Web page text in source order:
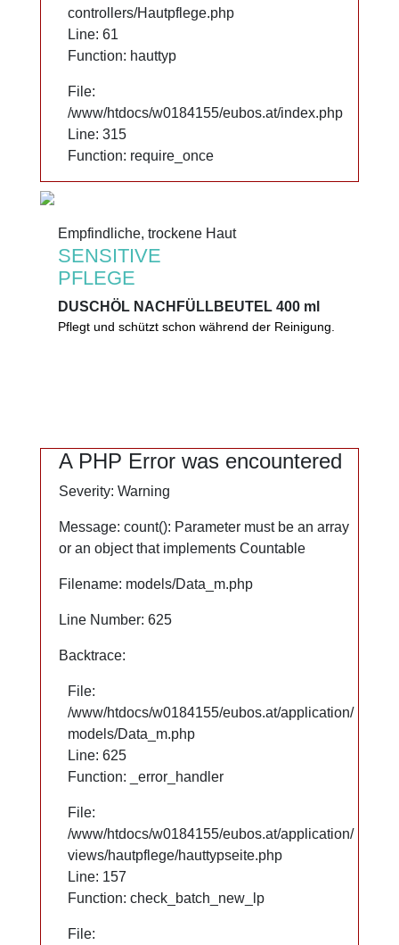
controllers/Hautpflege.php
Line: 61
Function: hauttyp
File:
/www/htdocs/w0184155/eubos.at/index.php
Line: 315
Function: require_once
Empfindliche, trockene Haut
SENSITIVE
PFLEGE
DUSCHÖL NACHFÜLLBEUTEL 400 ml
Pflegt und schützt schon während der Reinigung.
Mikroplastik
Lanolin
Alkaliseifen
controllers/Hautpflege.php
Line: 61
Function: hauttyp
File:
/www/htdocs/w0184155/eubos.at/index.php
Line: 315
Function: require_once
Empfindliche, trockene Haut
SENSITIVE
PFLEGE
DUSCHÖL NACHFÜLLBEUTEL 400 ml
Pflegt und schützt schon während der Reinigung.
A PHP Error was encountered
Severity: Warning
Message: count(): Parameter must be an array
or an object that implements Countable
Filename: models/Data_m.php
Line Number: 625
Backtrace:
File:
/www/htdocs/w0184155/eubos.at/application/
models/Data_m.php
Line: 625
Function: _error_handler
File:
/www/htdocs/w0184155/eubos.at/application/
views/hautpflege/hauttypseite.php
Line: 66
Function: check_batch_new_lp
File:
A PHP Error was encountered
Severity: Warning
Message: count(): Parameter must be an array
or an object that implements Countable
Filename: models/Data_m.php
Line Number: 625
Backtrace:
File:
/www/htdocs/w0184155/eubos.at/application/
models/Data_m.php
Line: 625
Function: _error_handler
File:
/www/htdocs/w0184155/eubos.at/application/
views/hautpflege/hauttypseite.php
Line: 157
Function: check_batch_new_lp
File: